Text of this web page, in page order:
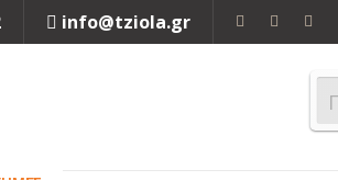
info@tziola.gr